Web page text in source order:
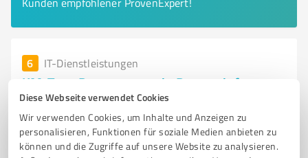
Diese Webseite verwendet Cookies
Wir verwenden Cookies, um Inhalte und Anzeigen zu
personalisieren, Funktionen für soziale Medien anbieten zu
können und die Zugriffe auf unsere Website zu analysieren.
6 IT-Dienstleistungen
KM-Tec - Datenrettung in Drensteinfurt
Datenrettung und IT-Consulting von KM-Tec in
Drensteinfurt
DATENRETTUNG IT-LÖSUNGEN IT-CONSULTING DATENSICHERHEIT